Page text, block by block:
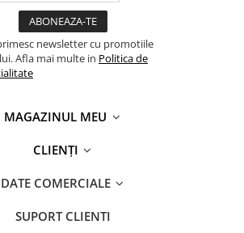
newsletter cu promotiile
Afla mai multe in Politica de
MAGAZINUL MEU
CLIENȚI
DATE COMERCIALE
SUPORT CLIENTI